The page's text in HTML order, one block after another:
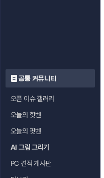
공통 커뮤니티
오픈 이슈 갤러리
오늘의 핫벤
오늘의 팟벤
AI 그림 그리기
PC 견적 게시판